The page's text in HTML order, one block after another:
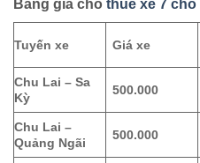
Bảng giá cho thuê xe 7 chỗ
Tuyến xe Giá xe
Chu Lai – Sa
Kỳ
500.000
Chu Lai –
Quảng Ngãi
500.000